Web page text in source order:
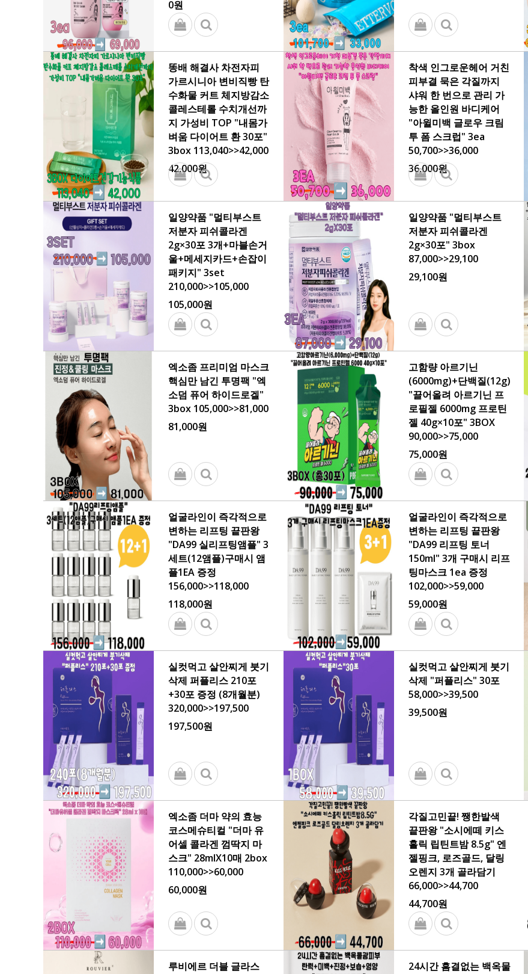
0원
똥배 해결사 차전자피
가르시니아 변비직빵 탄
수화물 커트 체지방감소
콜레스테롤 수치개선까
지 가성비 TOP "내몸가
벼움 다이어트 환 30포"
3box 113,040>>42,000
42,000원
착색 인그로운헤어 거친
피부결 묵은 각질까지
샤워 한 번으로 관리 가
능한 올인원 바디케어
"아윌미백 글로우 크림
투 폼 스크럽" 3ea
50,700>>36,000
36,000원
일양약품 "멀티부스트
저분자 피쉬콜라겐
2g×30포 3개+마블손거
울+메세지카드+손잡이
패키지" 3set
210,000>>105,000
105,000원
일양약품 "멀티부스트
저분자 피쉬콜라겐
2g×30포" 3box
87,000>>29,100
29,100원
엑소좀 프리미엄 마스크
핵심만 남긴 투명팩 "엑
소덤 퓨어 하이드로겔"
3box 105,000>>81,000
81,000원
고함량 아르기닌
(6000mg)+단백질(12g)
"끌어올려 아르기닌 프
로필젤 6000mg 프로틴
젤 40g×10포" 3BOX
90,000>>75,000
75,000원
얼굴라인이 즉각적으로
변하는 리프팅 끝판왕
"DA99 실리프팅앰플" 3
세트(12앰플)구매시 앰
플1EA 증정
156,000>>118,000
118,000원
얼굴라인이 즉각적으로
변하는 리프팅 끝판왕
"DA99 리프팅 토너
150ml" 3개 구매시 리프
팅마스크 1ea 증정
102,000>>59,000
59,000원
실컷먹고 살안찌게 붓기
삭제 퍼플리스 210포
+30포 증정 (8개월분)
320,000>>197,500
197,500원
실컷먹고 살안찌게 붓기
삭제 "퍼플리스" 30포
58,000>>39,500
39,500원
엑소좀 더마 약의 효능
코스메슈티컬 "더마 유
어셀 콜라겐 껌딱지 마
스크" 28mlX10매 2box
110,000>>60,000
60,000원
각질고민끝! 쨍한발색
끝판왕 "소시에떼 키스
홀릭 립틴트밤 8.5g" 엔
젤핑크, 로즈골드, 달링
오렌지 3개 골라담기
66,000>>44,700
44,700원
루비에르 더블 글라스
24시간 흠결없는 백옥물